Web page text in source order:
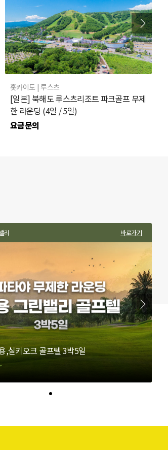
홋카이도 | 루스츠
[일본] 북해도 루스츠리조트 파크골프 무제
한 라운딩 (4일 / 5일)
요금문의
바로가기
드밀 골프텔 4박6일
리 바로가기
,실키오크 골프텔 3박5일